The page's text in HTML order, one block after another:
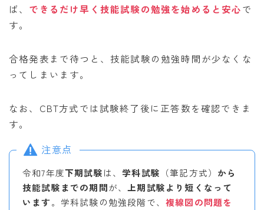
ば、 できるだけ早く技能試験の勉強を始めると安心で
す。
合格発表まで待つと、技能試験の勉強時間が少なくな
ってしまいます。
なお、CBT方式では試験終了後に正答数を確認できま
す。
注意点
令和7年度下期試験は、 学科試験 （筆記方式） から
技能試験までの期間が、上期試験より短くなって
います。学科試験の勉強段階で、複線図の問題を